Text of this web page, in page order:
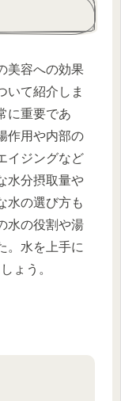
美容への効果
いて紹介しま
に重要であ
作用や内部の
イジングなど
水分摂取量や
水の選び方も
水の役割や湯
。水を上手に
ょう。